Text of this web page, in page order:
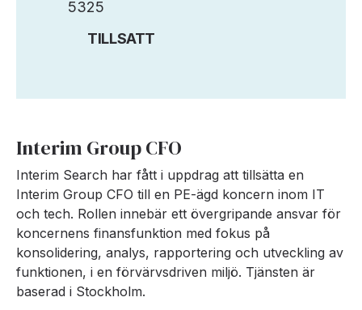
5325
TILLSATT
Interim Group CFO
Interim Search har fått i uppdrag att tillsätta en
Interim Group CFO till en PE-ägd koncern inom IT
och tech. Rollen innebär ett övergripande ansvar för
koncernens finansfunktion med fokus på
konsolidering, analys, rapportering och utveckling av
funktionen, i en förvärvsdriven miljö. Tjänsten är
baserad i Stockholm.